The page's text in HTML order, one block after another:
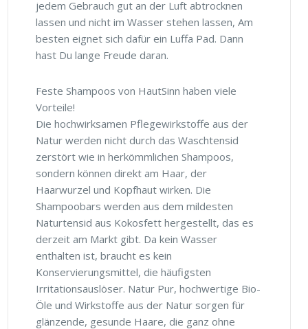
jedem Gebrauch gut an der Luft abtrocknen
lassen und nicht im Wasser stehen lassen, Am
besten eignet sich dafür ein Luffa Pad. Dann
hast Du lange Freude daran.
Feste Shampoos von HautSinn haben viele
Vorteile!
Die hochwirksamen Pflegewirkstoffe aus der
Natur werden nicht durch das Waschtensid
zerstört wie in herkömmlichen Shampoos,
sondern können direkt am Haar, der
Haarwurzel und Kopfhaut wirken. Die
Shampoobars werden aus dem mildesten
Naturtensid aus Kokosfett hergestellt, das es
derzeit am Markt gibt. Da kein Wasser
enthalten ist, braucht es kein
Konservierungsmittel, die häufigsten
Irritationsauslöser. Natur Pur, hochwertige Bio-
Öle und Wirkstoffe aus der Natur sorgen für
glänzende, gesunde Haare, die ganz ohne